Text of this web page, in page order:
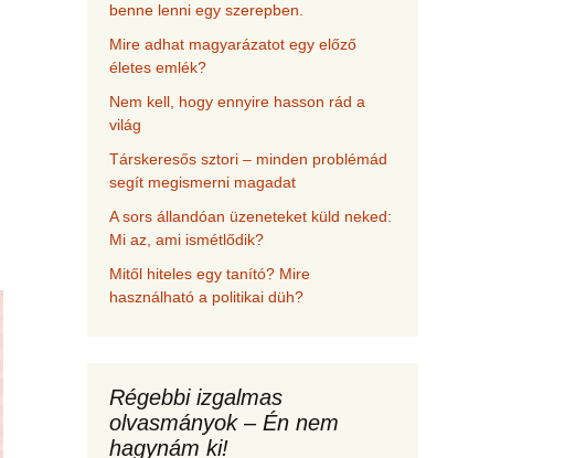
benne lenni egy szerepben.
Mire adhat magyarázatot egy előző
életes emlék?
Nem kell, hogy ennyire hasson rád a
világ
Társkeresős sztori – minden problémád
segít megismerni magadat
A sors állandóan üzeneteket küld neked:
Mi az, ami ismétlődik?
Mitől hiteles egy tanító? Mire
használható a politikai düh?
Régebbi izgalmas
olvasmányok – Én nem
hagynám ki!